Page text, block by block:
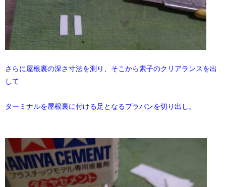
さらに屋根裏の深さ寸法を測り、そこから素子のクリアランスを出
して
ターミナルを屋根裏に付ける足となるプラバンを切り出し。